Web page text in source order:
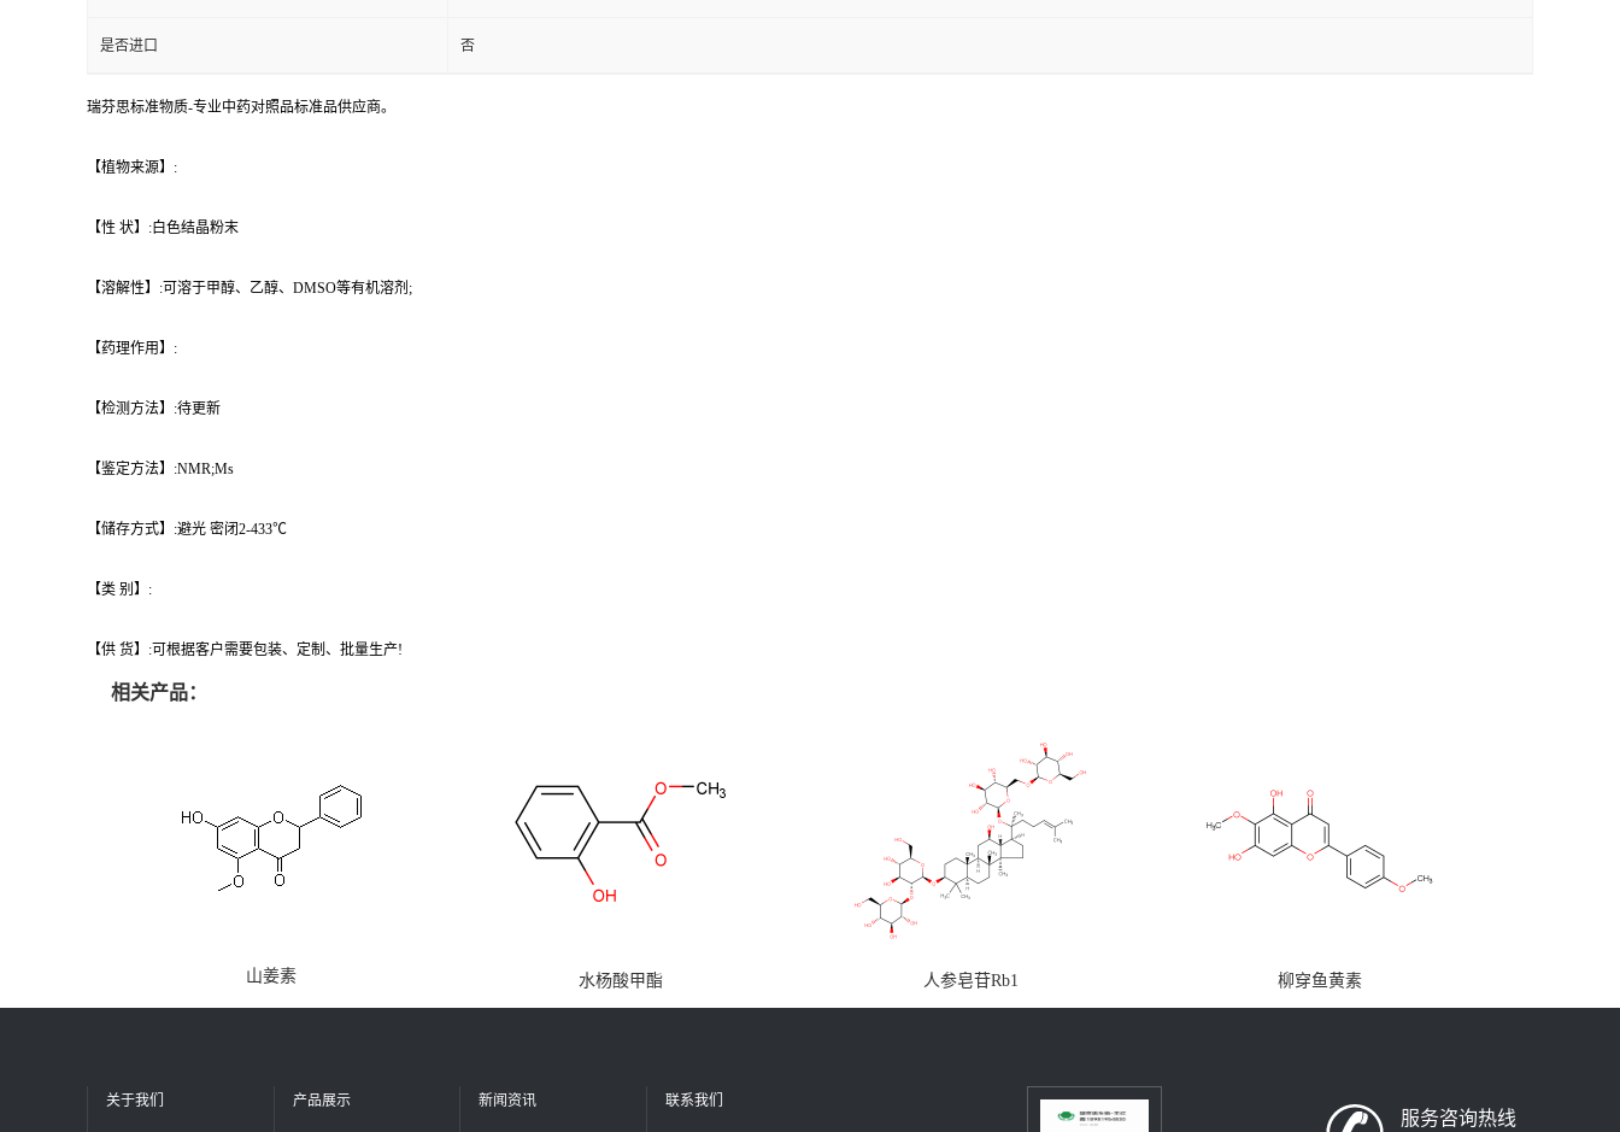
是否进口 否
瑞芬思标准物质-专业中药对照品标准品供应商。
【植物来源】:
【性 状】:白色结晶粉末
【溶解性】:可溶于甲醇、乙醇、DMSO等有机溶剂;
【药理作用】:
【检测方法】:待更新
【鉴定方法】:NMR;Ms
【储存方式】:避光 密闭2-433℃
【类 别】:
【供 货】:可根据客户需要包装、定制、批量生产!
相关产品：
山姜素 水杨酸甲酯 人参皂苷Rb1 柳穿鱼黄素
关于我们 产品展示 新闻资讯 联系我们
服务咨询热线